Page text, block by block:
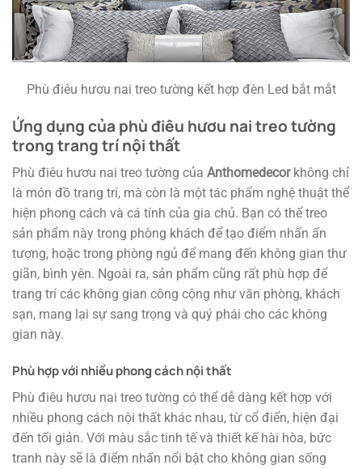
Phù điêu hươu nai treo tường kết hợp đèn Led bắt mắt
Ứng dụng của phù điêu hươu nai treo tường
trong trang trí nội thất
Phù điêu hươu nai treo tường của Anthomedecorkhông chỉ
là món đồ trang trí, mà còn là một tác phẩm nghệ thuật thể
hiện phong cách và cá tính của gia chủ. Bạn có thể treo
sản phẩm này trong phòng khách để tạo điểm nhấn ấn
tượng, hoặc trong phòng ngủ để mang đến không gian thư
giãn, bình yên. Ngoài ra, sản phẩm cũng rất phù hợp để
trang trí các không gian công cộng như văn phòng, khách
sạn, mang lại sự sang trọng và quý phái cho các không
gian này.
Phù hợp với nhiều phong cách nội thất
Phù điêu hươu nai treo tường có thể dễ dàng kết hợp với
nhiều phong cách nội thất khác nhau, từ cổ điển, hiện đại
đến tối giản. Với màu sắc tinh tế và thiết kế hài hòa, bức
tranh này sẽ là điểm nhấn nổi bật cho không gian sống